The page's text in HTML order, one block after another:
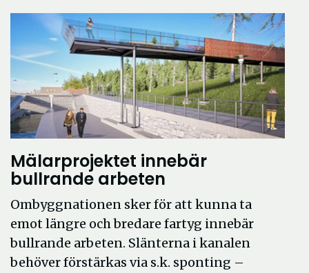
Mälarprojektet innebär
bullrande arbeten
Ombyggnationen sker för att kunna ta
emot längre och bredare fartyg innebär
bullrande arbeten. Slänterna i kanalen
behöver förstärkas via s.k. sponting –